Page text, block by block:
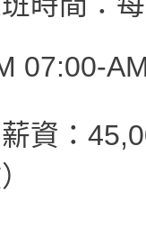
07:00-
資：